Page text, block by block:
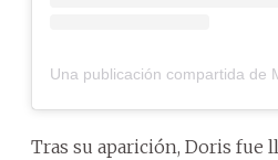
Tras su aparición, Doris fue